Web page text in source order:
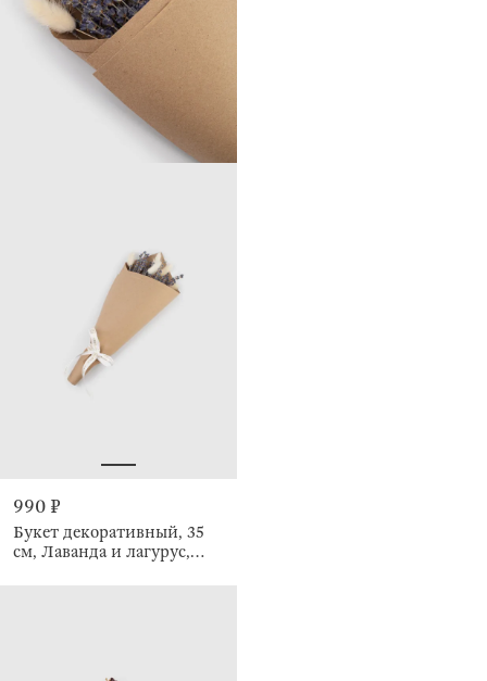
990 ₽
Букет декоративный, 35
см, Лаванда и лагурус,